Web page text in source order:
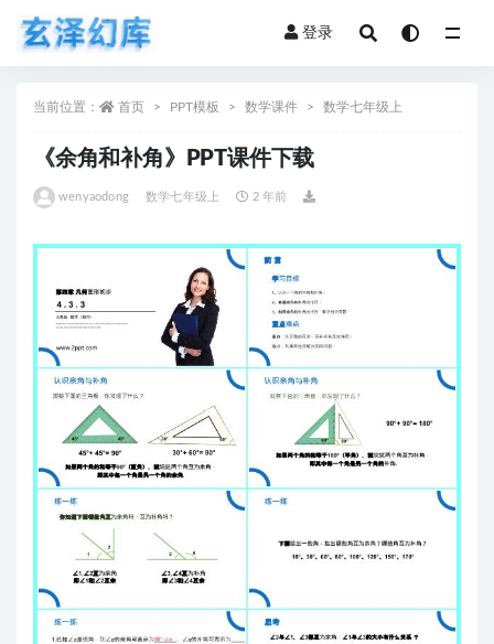
登录
当前位置： 首页 PPT模板 数学课件 数学七年级上
《余角和补角》PPT课件下载
wenyaodong 数学七年级上 2 年前